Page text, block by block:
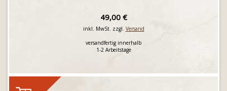
49,00 €
inkl. MwSt. zzgl. Versand
versandfertig innerhalb
1-2 Arbeitstage